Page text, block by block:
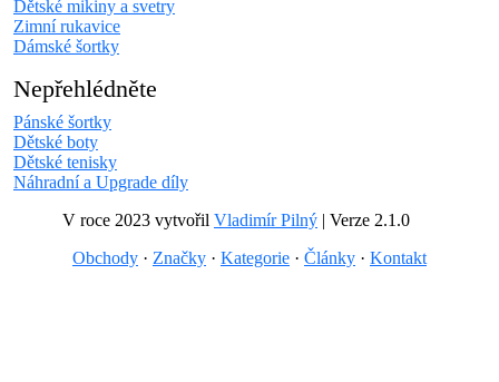
Dětské mikiny a svetry
Zimní rukavice
Dámské šortky
Nepřehlédněte
Pánské šortky
Dětské boty
Dětské tenisky
Náhradní a Upgrade díly
V roce 2023 vytvořil Vladimír Pilný | Verze 2.1.0
Obchody · Značky · Kategorie · Články · Kontakt